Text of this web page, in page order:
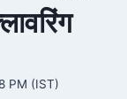
PM (IST)